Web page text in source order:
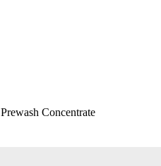
Prewash Concentrate